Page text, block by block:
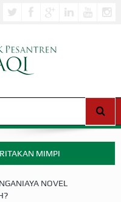
MIMPI
PERANG BADAR
NOVEL